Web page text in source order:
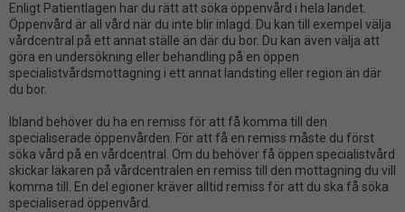
Enligt Patientlagen har du rätt att söka öppenvård i hela landet.
Öppenvård är all vård när du inte blir inlagd. Du kan till exempel välja
vårdcentral på ett annat ställe än där du bor. Du kan även välja att
göra en undersökning eller behandling på en öppen
specialistvårdsmottagning i ett annat landsting eller region än där
du bor.
Ibland behöver du ha en remiss för att få komma till den
specialiserade öppenvården. För att få en remiss måste du först
söka vård på en vårdcentral. Om du behöver få öppen specialistvård
skickar läkaren på vårdcentralen en remiss till den mottagning du vill
komma till. En del egioner kräver alltid remiss för att du ska få söka
specialiserad öppenvård.